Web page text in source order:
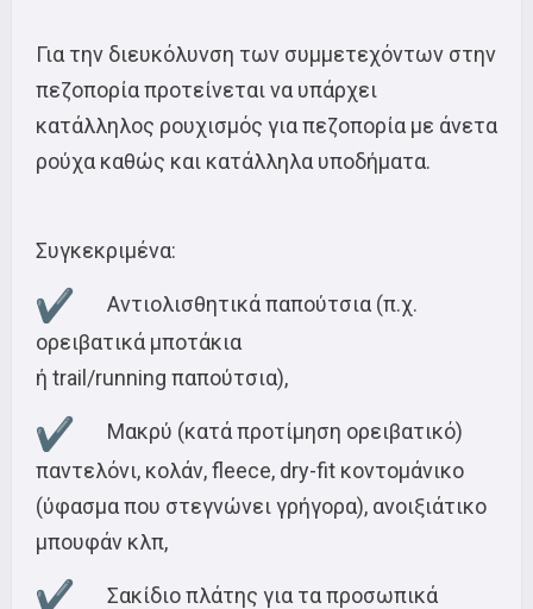
Για την διευκόλυνση των συμμετεχόντων στην
πεζοπορία προτείνεται να υπάρχει
κατάλληλος ρουχισμός για πεζοπορία με άνετα
ρούχα καθώς και κατάλληλα υποδήματα.
Συγκεκριμένα:
Αντιολισθητικά παπούτσια (π.χ.
ορειβατικά μποτάκια
ή trail/running παπούτσια),
Μακρύ (κατά προτίμηση ορειβατικό)
παντελόνι, κολάν, fleece, dry-fit κοντομάνικο
(ύφασμα που στεγνώνει γρήγορα), ανοιξιάτικο
μπουφάν κλπ,
Σακίδιο πλάτης για τα προσωπικά